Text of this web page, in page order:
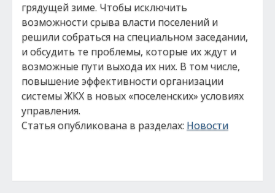
грядущей зиме. Чтобы исключить
возможности срыва власти поселений и
решили собраться на специальном заседании,
и обсудить те проблемы, которые их ждут и
возможные пути выхода их них. В том числе,
повышение эффективности организации
системы ЖКХ в новых «поселенских» условиях
управления.
Статья опубликована в разделах: Новости